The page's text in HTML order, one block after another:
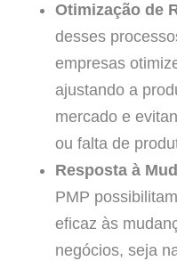
Otimização de
desses
empresas
ajustando a
mercado e
ou falta de
Resposta à
PMP
eficaz às
negócios, seja